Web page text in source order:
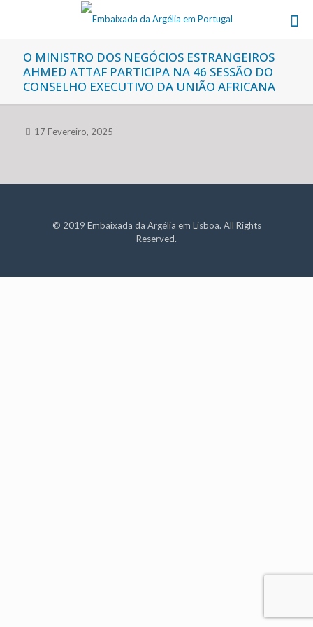
O MINISTRO DOS NEGÓCIOS ESTRANGEIROS
AHMED ATTAF PARTICIPA NA 46 SESSÃO DO
CONSELHO EXECUTIVO DA UNIÃO AFRICANA
17 Fevereiro, 2025
© 2019 Embaixada da Argélia em Lisboa. All Rights
Reserved.